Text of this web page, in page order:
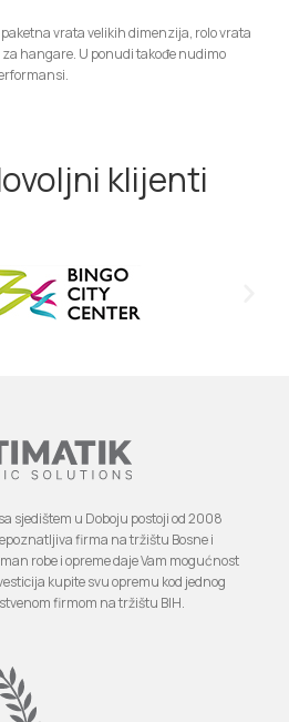
vrata velikih dimenzija, rolo vrata
hangare. U ponudi takođe nudimo
klijenti
sjedištem u Doboju postoji od 2008
firma na tržištu Bosne i
robe i opreme daje Vam mogućnost
kupite svu opremu kod jednog
firmom na tržištu BIH.